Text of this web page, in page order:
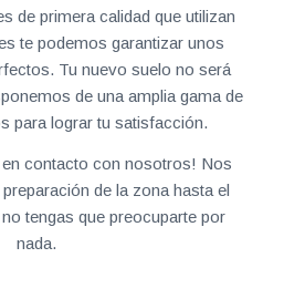
de primera calidad que utilizan
te podemos garantizar unos
Tu nuevo suelo no será
de una amplia gama de
para lograr tu satisfacción.
en contacto con nosotros! Nos
de la zona hasta el
tengas que preocuparte por
nada.